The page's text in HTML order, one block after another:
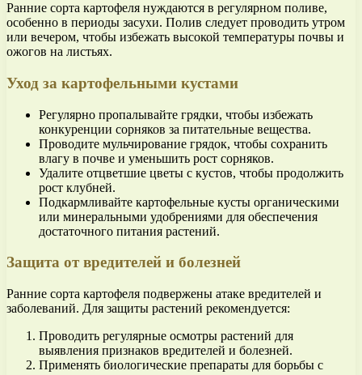
Ранние сорта картофеля нуждаются в регулярном поливе,
особенно в периоды засухи. Полив следует проводить утром
или вечером, чтобы избежать высокой температуры почвы и
ожогов на листьях.
Уход за картофельными кустами
Регулярно пропалывайте грядки, чтобы избежать
конкуренции сорняков за питательные вещества.
Проводите мульчирование грядок, чтобы сохранить
влагу в почве и уменьшить рост сорняков.
Удалите отцветшие цветы с кустов, чтобы продолжить
рост клубней.
Подкармливайте картофельные кусты органическими
или минеральными удобрениями для обеспечения
достаточного питания растений.
Защита от вредителей и болезней
Ранние сорта картофеля подвержены атаке вредителей и
заболеваний. Для защиты растений рекомендуется:
Проводить регулярные осмотры растений для
выявления признаков вредителей и болезней.
Применять биологические препараты для борьбы с